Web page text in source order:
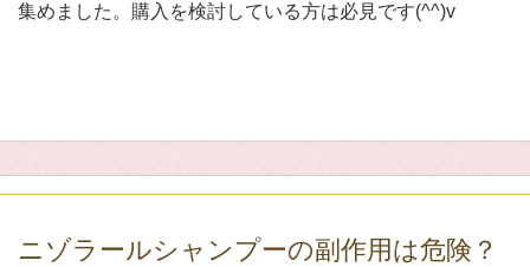
集めました。購入を検討している方は必見です(^^)v
ニゾラールシャンプーの副作用は危険？